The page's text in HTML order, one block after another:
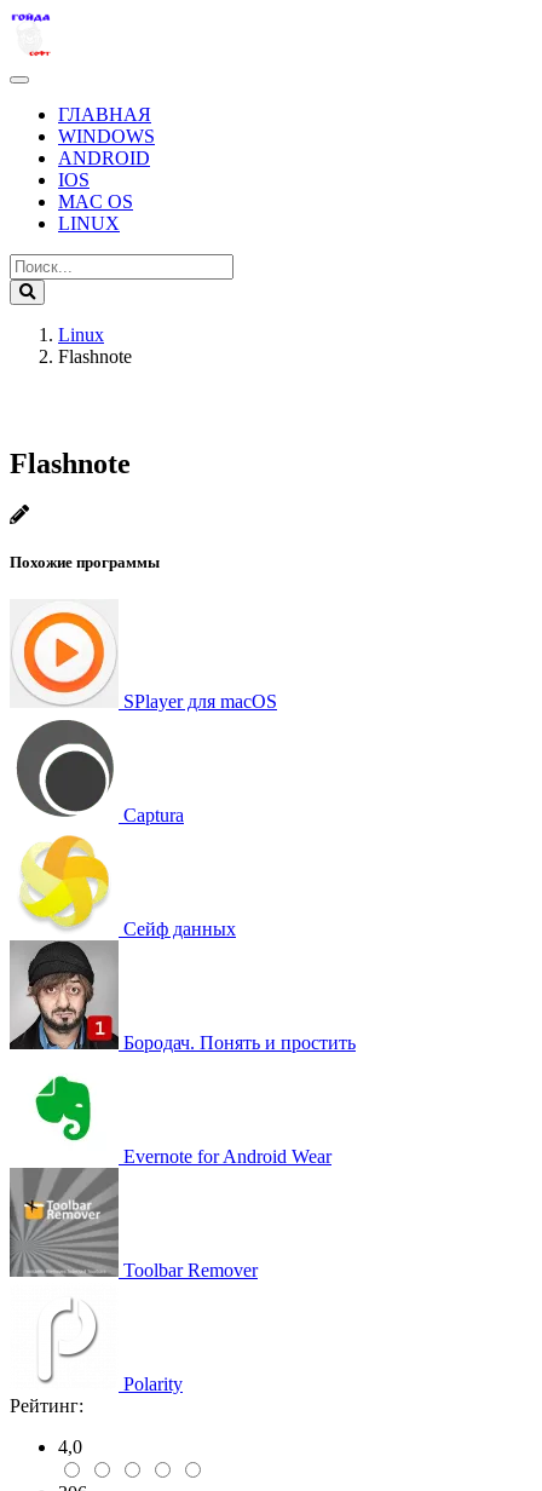
ГЛАВНАЯ
WINDOWS
ANDROID
IOS
MAC OS
LINUX
Linux
Flashnote
Flashnote
Похожие программы
SPlayer для macOS
Captura
Сейф данных
Бородач. Понять и простить
Evernote for Android Wear
Toolbar Remover
Polarity
Рейтинг:
4,0